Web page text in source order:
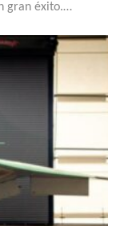
gran éxito.…